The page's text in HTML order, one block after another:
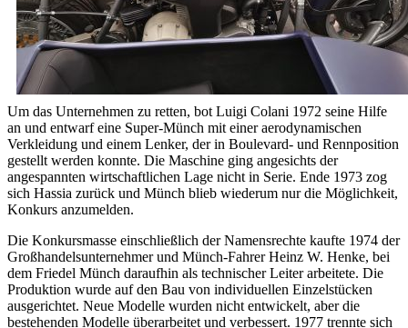
Um das Unternehmen zu retten, bot Luigi Colani 1972 seine Hilfe
an und entwarf eine Super-Münch mit einer aerodynamischen
Verkleidung und einem Lenker, der in Boulevard- und Rennposition
gestellt werden konnte. Die Maschine ging angesichts der
angespannten wirtschaftlichen Lage nicht in Serie. Ende 1973 zog
sich Hassia zurück und Münch blieb wiederum nur die Möglichkeit,
Konkurs anzumelden.
Die Konkursmasse einschließlich der Namensrechte kaufte 1974 der
Großhandelsunternehmer und Münch-Fahrer Heinz W. Henke, bei
dem Friedel Münch daraufhin als technischer Leiter arbeitete. Die
Produktion wurde auf den Bau von individuellen Einzelstücken
ausgerichtet. Neue Modelle wurden nicht entwickelt, aber die
bestehenden Modelle überarbeitet und verbessert. 1977 trennte sich